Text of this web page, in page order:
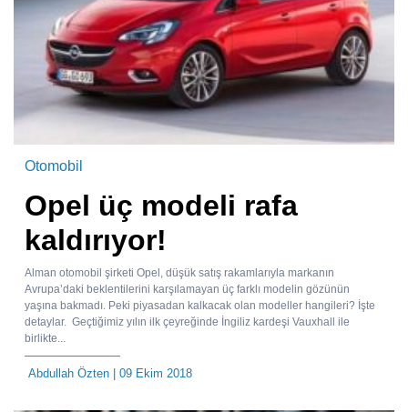
Otomobil
Opel üç modeli rafa
kaldırıyor!
Alman otomobil şirketi Opel, düşük satış rakamlarıyla markanın
Avrupa’daki beklentilerini karşılamayan üç farklı modelin gözünün
yaşına bakmadı. Peki piyasadan kalkacak olan modeller hangileri? İşte
detaylar. Geçtiğimiz yılın ilk çeyreğinde İngiliz kardeşi Vauxhall ile
birlikte...
Abdullah Özten | 09 Ekim 2018